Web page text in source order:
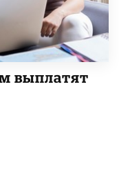
выплатят